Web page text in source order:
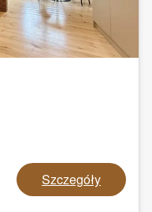
Szczegóły